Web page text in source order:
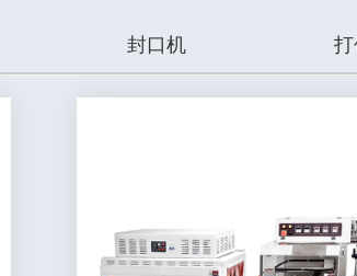
封口机